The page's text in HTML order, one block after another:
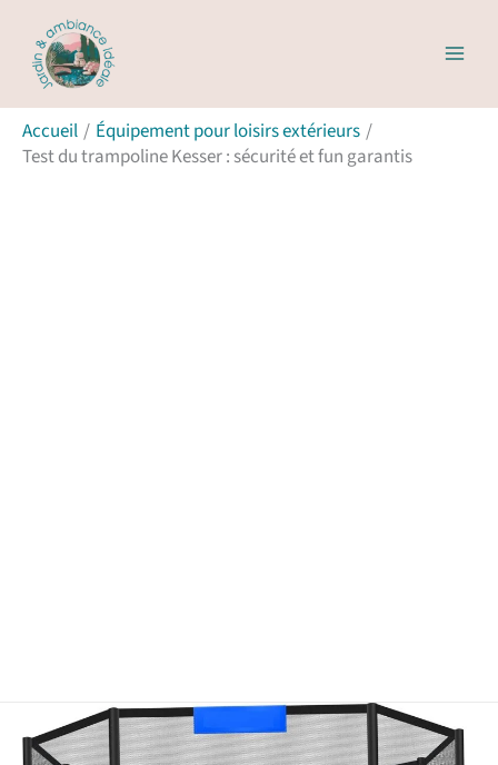
contenu
Accueil
Équipement pour loisirs extérieurs
Test du trampoline Kesser : sécurité et fun garantis
h
e